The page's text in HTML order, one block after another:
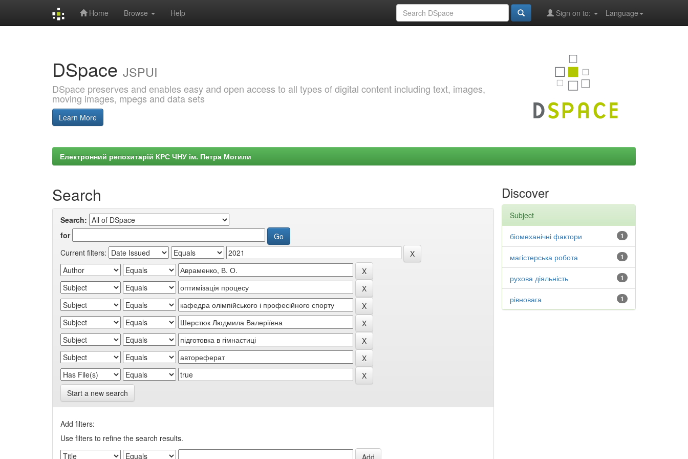
Home Browse Help Language
Sign on to:
DSpace JSPUI
DSpace preserves and enables easy and open access to all types of digital content including text, images,
moving images, mpegs and data sets
Learn More
Електронний репозитарій КРС ЧНУ ім. Петра Могили
Search
Search:
for
Current filters:
Start a new search
Add filters:
Use filters to refine the search results.
Discover
Subject
1
біомеханічні фактори
1
магістерська робота
1
рухова діяльність
1
рівновага